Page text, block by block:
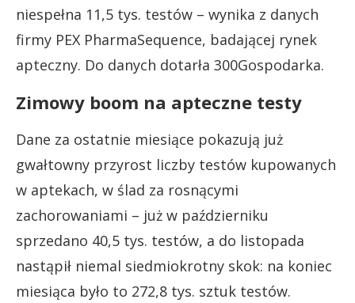
niespełna 11,5 tys. testów – wynika z danych
firmy PEX PharmaSequence, badającej rynek
apteczny. Do danych dotarła 300Gospodarka.
Zimowy boom na apteczne testy
Dane za ostatnie miesiące pokazują już
gwałtowny przyrost liczby testów kupowanych
w aptekach, w ślad za rosnącymi
zachorowaniami – już w październiku
sprzedano 40,5 tys. testów, a do listopada
nastąpił niemal siedmiokrotny skok: na koniec
miesiąca było to 272,8 tys. sztuk testów.